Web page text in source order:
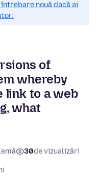
nouă dacă ai
of
whereby
link to a web
what
30de vizualizări